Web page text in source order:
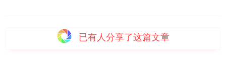
已有 人分享了这篇文章